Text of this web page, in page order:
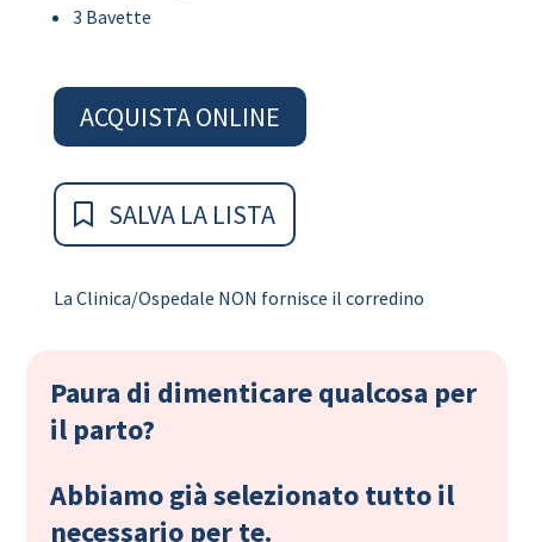
3 Bavette
ACQUISTA ONLINE
SALVA LA LISTA
La Clinica/Ospedale NON fornisce il corredino
Paura di dimenticare qualcosa per
il parto?
Abbiamo già selezionato tutto il
necessario per te.